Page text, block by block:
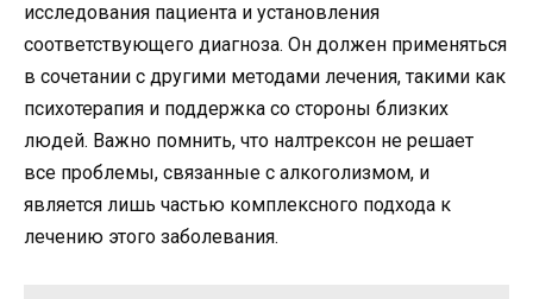
исследования пациента и установления
соответствующего диагноза. Он должен применяться
в сочетании с другими методами лечения, такими как
психотерапия и поддержка со стороны близких
людей. Важно помнить, что налтрексон не решает
все проблемы, связанные с алкоголизмом, и
является лишь частью комплексного подхода к
лечению этого заболевания.